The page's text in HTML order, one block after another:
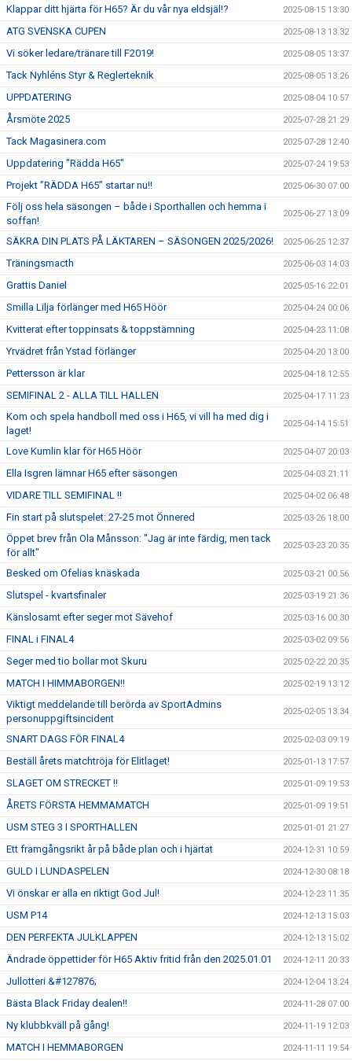
Klappar ditt hjärta för H65? Är du vår nya eldsjäl!? 2025-08-15 13:30
ATG SVENSKA CUPEN 2025-08-13 13:32
Vi söker ledare/tränare till F2019! 2025-08-05 13:37
Tack Nyhléns Styr & Reglerteknik 2025-08-05 13:26
UPPDATERING 2025-08-04 10:57
Årsmöte 2025 2025-07-28 21:29
Tack Magasinera.com 2025-07-28 12:40
Uppdatering "Rädda H65" 2025-07-24 19:53
Projekt ”RÄDDA H65” startar nu!! 2025-06-30 07:00
Följ oss hela säsongen – både i Sporthallen och hemma i
soffan!
2025-06-27 13:09
SÄKRA DIN PLATS PÅ LÄKTAREN – SÄSONGEN 2025/2026! 2025-06-25 12:37
Träningsmacth 2025-06-03 14:03
Grattis Daniel 2025-05-16 22:01
Smilla Lilja förlänger med H65 Höör 2025-04-24 00:06
Kvitterat efter toppinsats & toppstämning 2025-04-23 11:08
Yrvädret från Ystad förlänger 2025-04-20 13:00
Pettersson är klar 2025-04-18 12:55
SEMIFINAL 2 - ALLA TILL HALLEN 2025-04-17 11:23
Kom och spela handboll med oss i H65, vi vill ha med dig i
laget!
2025-04-14 15:51
Love Kumlin klar för H65 Höör 2025-04-07 20:03
Ella Isgren lämnar H65 efter säsongen 2025-04-03 21:11
VIDARE TILL SEMIFINAL !! 2025-04-02 06:48
Fin start på slutspelet: 27-25 mot Önnered 2025-03-26 18:00
Öppet brev från Ola Månsson: "Jag är inte färdig, men tack
för allt"
2025-03-23 20:35
Besked om Ofelias knäskada 2025-03-21 00:56
Slutspel - kvartsfinaler 2025-03-19 21:36
Känslosamt efter seger mot Sävehof 2025-03-16 00:30
FINAL i FINAL4 2025-03-02 09:56
Seger med tio bollar mot Skuru 2025-02-22 20:35
MATCH I HIMMABORGEN!! 2025-02-19 13:12
Viktigt meddelande till berörda av SportAdmins
personuppgiftsincident
2025-02-05 13:34
SNART DAGS FÖR FINAL4 2025-02-03 09:19
Beställ årets matchtröja för Elitlaget! 2025-01-13 17:57
SLAGET OM STRECKET !! 2025-01-09 19:53
ÅRETS FÖRSTA HEMMAMATCH 2025-01-09 19:51
USM STEG 3 I SPORTHALLEN 2025-01-01 21:27
Ett framgångsrikt år på både plan och i hjärtat 2024-12-31 10:59
GULD I LUNDASPELEN 2024-12-30 08:18
Vi önskar er alla en riktigt God Jul! 2024-12-23 11:35
USM P14 2024-12-13 15:03
DEN PERFEKTA JULKLAPPEN 2024-12-13 15:02
Ändrade öppettider för H65 Aktiv fritid från den 2025.01.01 2024-12-11 20:33
Jullotteri &#127876; 2024-12-04 13:24
Bästa Black Friday dealen!! 2024-11-28 07:00
Ny klubbkväll på gång! 2024-11-19 12:03
MATCH I HEMMABORGEN 2024-11-11 19:54